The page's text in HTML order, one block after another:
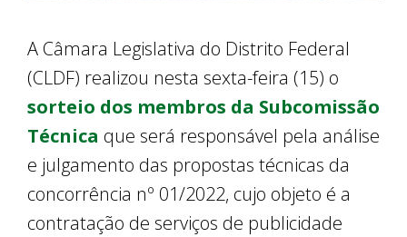
A Câmara Legislativa do Distrito Federal
(CLDF) realizou nesta sexta-feira (15) o
sorteio dos membros da Subcomissão
Técnica que será responsável pela análise
e julgamento das propostas técnicas da
concorrência nº 01/2022, cujo objeto é a
contratação de serviços de publicidade